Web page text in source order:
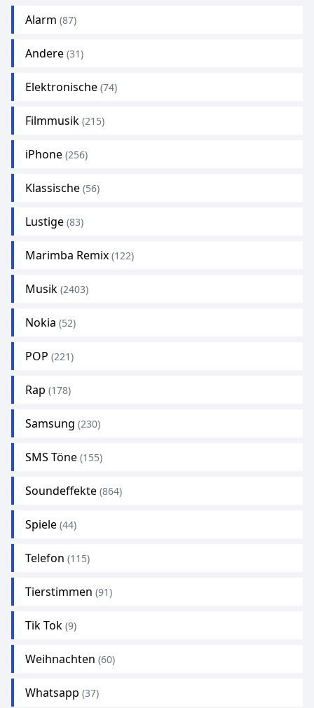
Alarm (87)
Andere (31)
Elektronische (74)
Filmmusik (215)
iPhone (256)
Klassische (56)
Lustige (83)
Marimba Remix (122)
Musik (2403)
Nokia (52)
POP (221)
Rap (178)
Samsung (230)
SMS Töne (155)
Soundeffekte (864)
Spiele (44)
Telefon (115)
Tierstimmen (91)
Tik Tok (9)
Weihnachten (60)
Whatsapp (37)